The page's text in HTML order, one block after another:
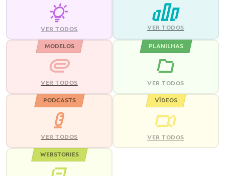
VER TODOS VER TODOS
MODELOS
VER TODOS
PLANILHAS
VER TODOS
PODCASTS
VER TODOS
VÍDEOS
VER TODOS
WEBSTORIES